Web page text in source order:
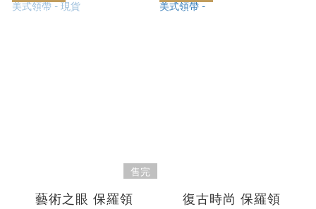
售完
藝術之眼 保羅領
復古時尚 保羅領